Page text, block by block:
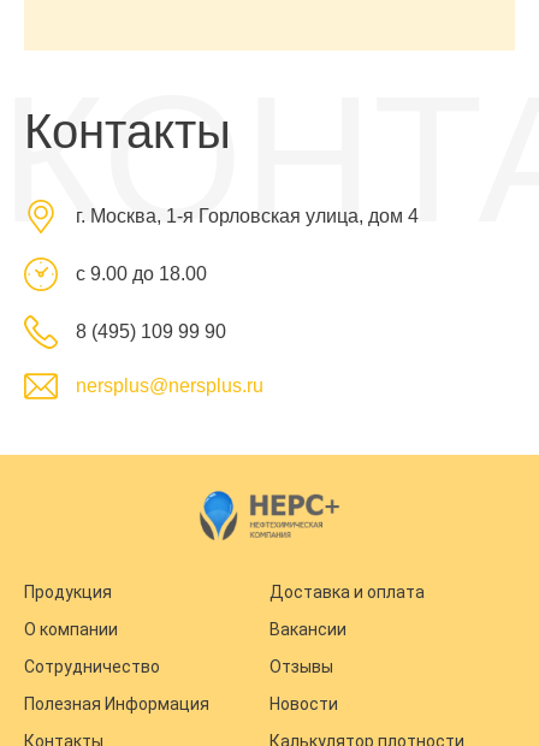
Контакты
г. Москва, 1-я Горловская улица, дом 4
с 9.00 до 18.00
8 (495) 109 99 90
nersplus@nersplus.ru
Продукция
Доставка и оплата
О компании
Вакансии
Сотрудничество
Отзывы
Полезная Информация
Новости
Контакты
Калькулятор плотности